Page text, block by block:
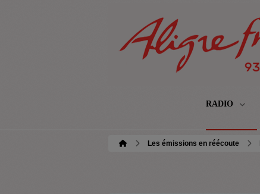
RADIO
Les émissions en réécoute